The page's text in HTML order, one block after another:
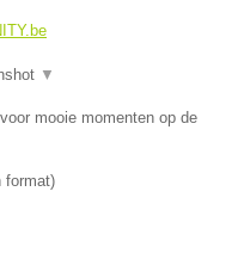
▼
mooie momenten op de
format)